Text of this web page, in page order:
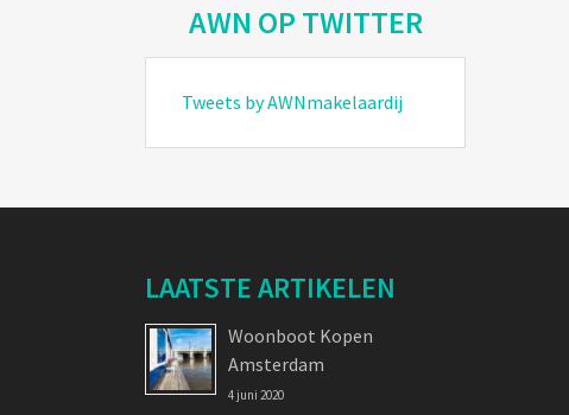
AWN OP TWITTER
Tweets by AWNmakelaardij
LAATSTE ARTIKELEN
Woonboot Kopen
Amsterdam
4 juni 2020